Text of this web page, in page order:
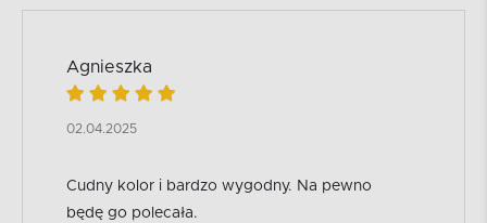
Agnieszka
02.04.2025
Cudny kolor i bardzo wygodny. Na pewno
będę go polecała.